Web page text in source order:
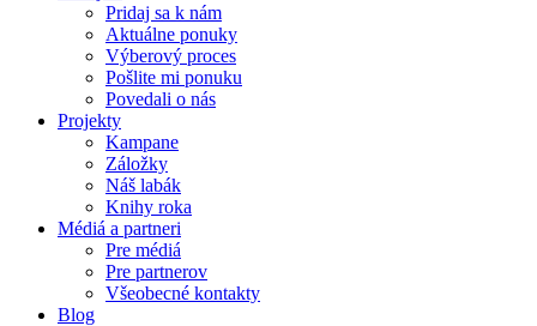
Pridaj sa k nám
Aktuálne ponuky
Výberový proces
Pošlite mi ponuku
Povedali o nás
Projekty
Kampane
Záložky
Náš labák
Knihy roka
Médiá a partneri
Pre médiá
Pre partnerov
Všeobecné kontakty
Blog